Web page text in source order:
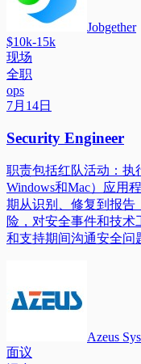
Jobgether
$10k-15k
现场
全职
ops
7月14日
Security Engineer
职责包括红队活动：执
Windows和Mac）应用
期从识别、修复到报告
险，对安全事件和技
和支持期间沟通安全问
Azeus
面议